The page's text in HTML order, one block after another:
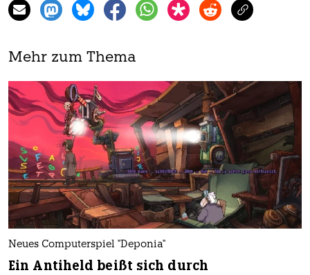
Mehr zum Thema
Neues Computerspiel "Deponia"
Ein Antiheld beißt sich durch